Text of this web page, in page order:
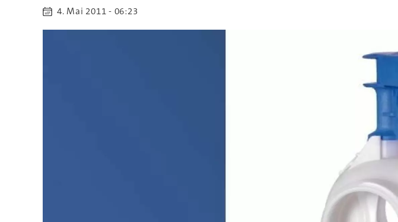
4. Mai 2011 - 06:23